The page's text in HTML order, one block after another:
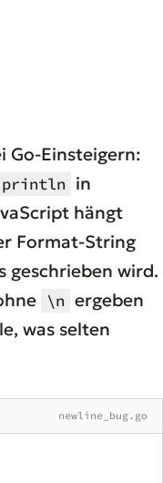
Go-Einsteigern:
println in
hängt
Format-String
geschrieben wird.
\n ergeben
was selten
newline_bug.go